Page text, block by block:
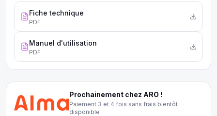
Fiche technique
PDF
Manuel d'utilisation
PDF
Prochainement chez ARO !
Paiement 3 et 4 fois sans frais bientôt
disponible